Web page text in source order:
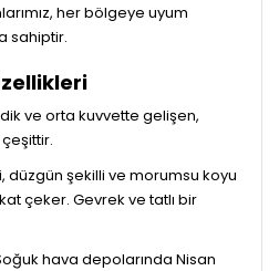
her bölgeye uyum
sahiptir.
dik ve orta kuvvette gelişen,
düzgün şekilli ve morumsu koyu
çeker. Gevrek ve tatlı bir
hava depolarında Nisan